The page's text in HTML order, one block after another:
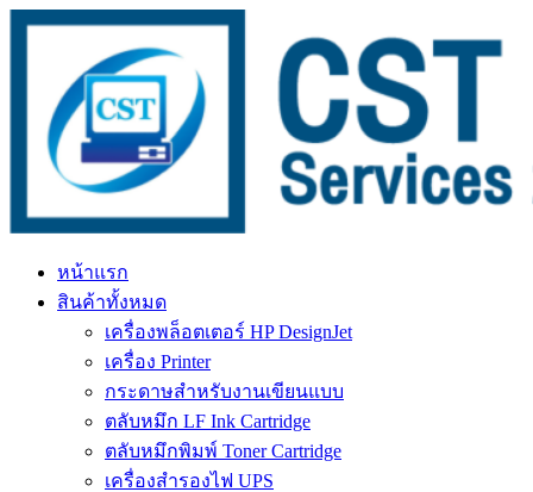
หน้าแรก
สินค้าทั้งหมด
เครื่องพล็อตเตอร์ HP DesignJet
เครื่อง Printer
กระดาษสำหรับงานเขียนแบบ
ตลับหมึก LF Ink Cartridge
ตลับหมึกพิมพ์ Toner Cartridge
เครื่องสำรองไฟ UPS